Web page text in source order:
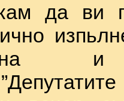
да ви
и